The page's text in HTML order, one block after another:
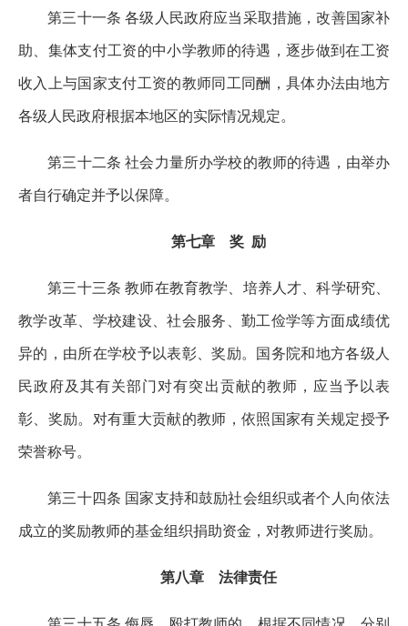
第三十一条 各级人民政府应当采取措施，改善国家补
助、集体支付工资的中小学教师的待遇，逐步做到在工资
收入上与国家支付工资的教师同工同酬，具体办法由地方
各级人民政府根据本地区的实际情况规定。
第三十二条 社会力量所办学校的教师的待遇，由举办
者自行确定并予以保障。
第七章 奖 励
第三十三条 教师在教育教学、培养人才、科学研究、
教学改革、学校建设、社会服务、勤工俭学等方面成绩优
异的，由所在学校予以表彰、奖励。国务院和地方各级人
民政府及其有关部门对有突出贡献的教师，应当予以表
彰、奖励。对有重大贡献的教师，依照国家有关规定授予
荣誉称号。
第三十四条 国家支持和鼓励社会组织或者个人向依法
成立的奖励教师的基金组织捐助资金，对教师进行奖励。
第八章 法律责任